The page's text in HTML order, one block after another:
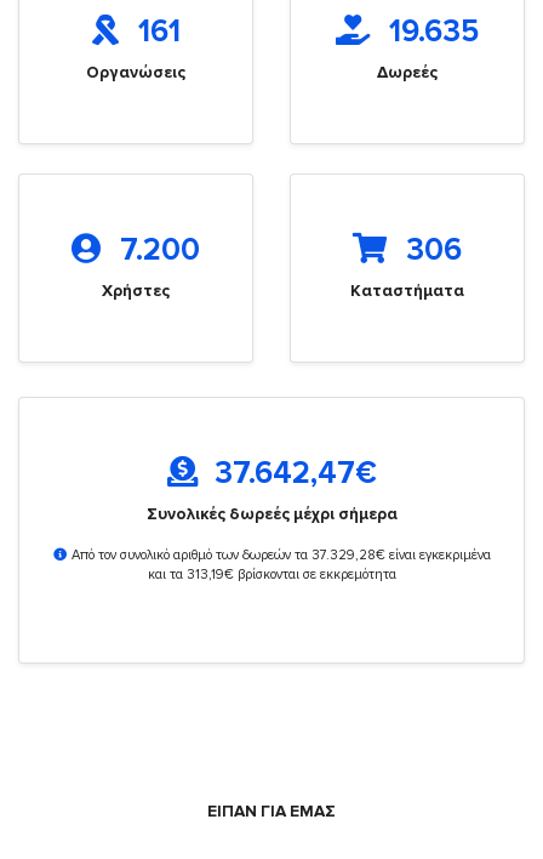
161
Οργανώσεις
19.635
Δωρεές
7.200
Χρήστες
306
Καταστήματα
37.642,47€
Συνολικές δωρεές μέχρι σήμερα
Από τον συνολικό αριθμό των δωρεών τα 37.329,28€ είναι εγκεκριμένα
και τα 313,19€ βρίσκονται σε εκκρεμότητα
ΕΙΠΑΝ ΓΙΑ ΕΜΑΣ